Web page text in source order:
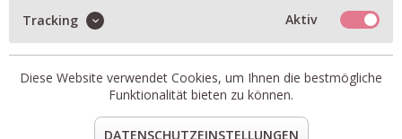
weicher U-Boot Ausschnitt
leicht transparent
Artikel-Nr.:
GERLOTTA-420244-1907
Tracking Aktiv
Diese Website verwendet Cookies, um Ihnen die bestmögliche
Funktionalität bieten zu können.
DATENSCHUTZEINSTELLUNGEN